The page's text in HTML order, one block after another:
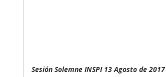
Sesión Solemne INSPI 13 Agosto de 2017